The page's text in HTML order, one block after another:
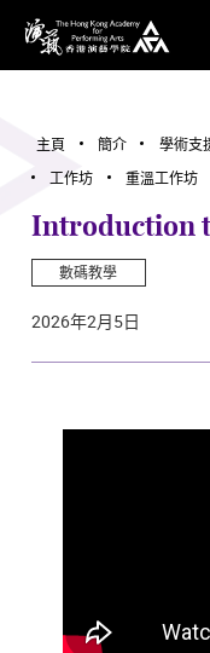
香港演藝學院
主頁 簡介 學術支
工作坊
重溫工作坊
Introduction
數碼教學
2026年2月5日